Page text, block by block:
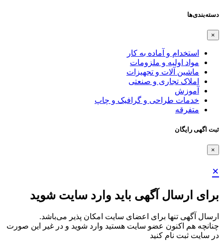
دسته‌بندی‌ها
×
استخدام و آماده به کار
مواد اولیه و ملزومات
ماشین آلات و تجهیزات
املاک تجاری و صنعتی
آموزش
خدمات طراحی و گرافیک و چاپ
متفرقه
ثبت اگهی رایگان
×
×
برای ارسال آگهی باید وارد سایت شوید
ارسال آگهی تنها برای اعضای سایت امکان پذیر می‌باشد.
چنانچه هم‌ اکنون عضو سایت هستید وارد شوید و در غیر این صورت
در سایت ثبت نام کنید